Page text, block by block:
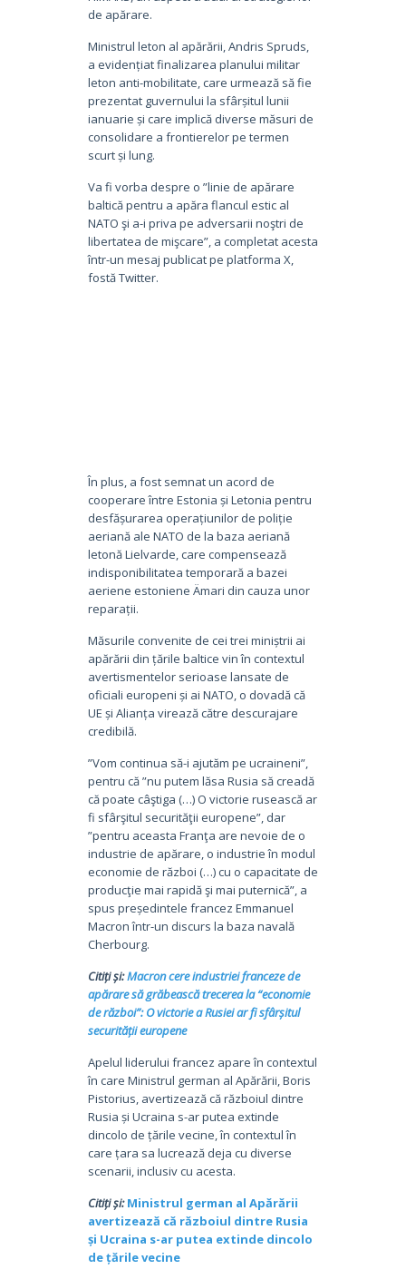
de apărare.
Ministrul leton al apărării, Andris Spruds,
a evidențiat finalizarea planului militar
leton anti-mobilitate, care urmează să fie
prezentat guvernului la sfârșitul lunii
ianuarie și care implică diverse măsuri de
consolidare a frontierelor pe termen
scurt și lung.
Va fi vorba despre o ”linie de apărare
baltică pentru a apăra flancul estic al
NATO şi a-i priva pe adversarii noştri de
libertatea de mişcare”, a completat acesta
într-un mesaj publicat pe platforma X,
fostă Twitter.
În plus, a fost semnat un acord de
cooperare între Estonia și Letonia pentru
desfășurarea operațiunilor de poliție
aeriană ale NATO de la baza aeriană
letonă Lielvarde, care compensează
indisponibilitatea temporară a bazei
aeriene estoniene Ämari din cauza unor
reparații.
Măsurile convenite de cei trei miniștrii ai
apărării din țările baltice vin în contextul
avertismentelor serioase lansate de
oficiali europeni și ai NATO, o dovadă că
UE și Alianța virează către descurajare
credibilă.
”Vom continua să-i ajutăm pe ucraineni”,
pentru că ”nu putem lăsa Rusia să creadă
că poate câştiga (…) O victorie rusească ar
fi sfârşitul securităţii europene”, dar
”pentru aceasta Franţa are nevoie de o
industrie de apărare, o industrie în modul
economie de război (…) cu o capacitate de
producţie mai rapidă şi mai puternică”, a
spus președintele francez Emmanuel
Macron într-un discurs la baza navală
Cherbourg.
Citiți și:Macron cere industriei franceze de
apărare să grăbească trecerea la “economie
de război”: O victorie a Rusiei ar fi sfârșitul
securității europene
Apelul liderului francez apare în contextul
în care Ministrul german al Apărării, Boris
Pistorius, avertizează că războiul dintre
Rusia și Ucraina s-ar putea extinde
dincolo de țările vecine, în contextul în
care țara sa lucrează deja cu diverse
scenarii, inclusiv cu acesta.
Citiți și:Ministrul german al Apărării
avertizează că războiul dintre Rusia
și Ucraina s-ar putea extinde dincolo
de țările vecine